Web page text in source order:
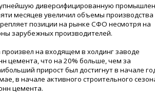
диверсифицированную
месяцев увеличил объемы производства
позиции на рынке СФО несмотря на
зарубежных производителей.
на входящем в холдинг заводе
цемента, что на 20% больше, чем за
прирост был достигнут в начале
в начале активного строительного
цемента.